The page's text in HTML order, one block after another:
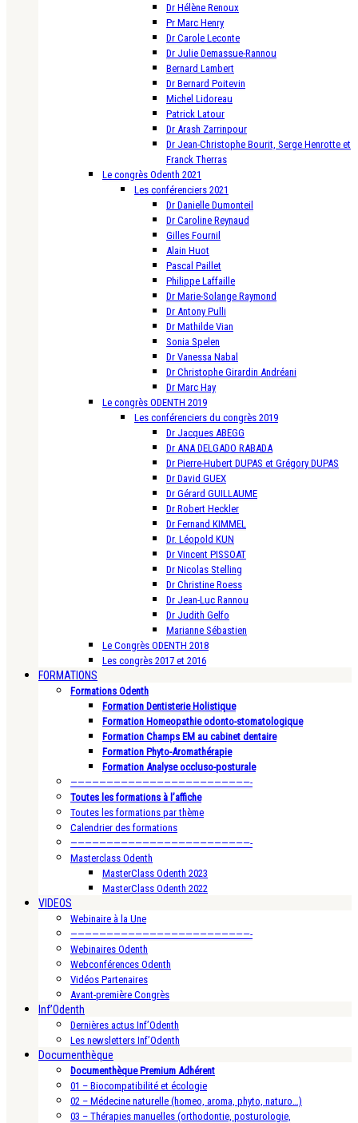
Dr Hélène Renoux
Pr Marc Henry
Dr Carole Leconte
Dr Julie Demassue-Rannou
Bernard Lambert
Dr Bernard Poitevin
Michel Lidoreau
Patrick Latour
Dr Arash Zarrinpour
Dr Jean-Christophe Bourit, Serge Henrotte et
Franck Therras
Le congrès Odenth 2021
Les conférenciers 2021
Dr Danielle Dumonteil
Dr Caroline Reynaud
Gilles Fournil
Alain Huot
Pascal Paillet
Philippe Laffaille
Dr Marie-Solange Raymond
Dr Antony Pulli
Dr Mathilde Vian
Sonia Spelen
Dr Vanessa Nabal
Dr Christophe Girardin Andréani
Dr Marc Hay
Le congrès ODENTH 2019
Les conférenciers du congrès 2019
Dr Jacques ABEGG
Dr ANA DELGADO RABADA
Dr Pierre-Hubert DUPAS et Grégory DUPAS
Dr David GUEX
Dr Gérard GUILLAUME
Dr Robert Heckler
Dr Fernand KIMMEL
Dr. Léopold KUN
Dr Vincent PISSOAT
Dr Nicolas Stelling
Dr Christine Roess
Dr Jean-Luc Rannou
Dr Judith Gelfo
Marianne Sébastien
Le Congrès ODENTH 2018
Les congrès 2017 et 2016
FORMATIONS
Formations Odenth
Formation Dentisterie Holistique
Formation Homeopathie odonto-stomatologique
Formation Champs EM au cabinet dentaire
Formation Phyto-Aromathérapie
Formation Analyse occluso-posturale
—————————————————————————-
Toutes les formations à l’affiche
Toutes les formations par thème
Calendrier des formations
—————————————————————————-
Masterclass Odenth
MasterClass Odenth 2023
MasterClass Odenth 2022
VIDEOS
Webinaire à la Une
—————————————————————————-
Webinaires Odenth
Webconférences Odenth
Vidéos Partenaires
Avant-première Congrès
Inf’Odenth
Dernières actus Inf’Odenth
Les newsletters Inf’Odenth
Documenthèque
Documenthèque Premium Adhérent
01 – Biocompatibilité et écologie
02 – Médecine naturelle (homeo, aroma, phyto, naturo…)
03 – Thérapies manuelles (orthodontie, posturologie,